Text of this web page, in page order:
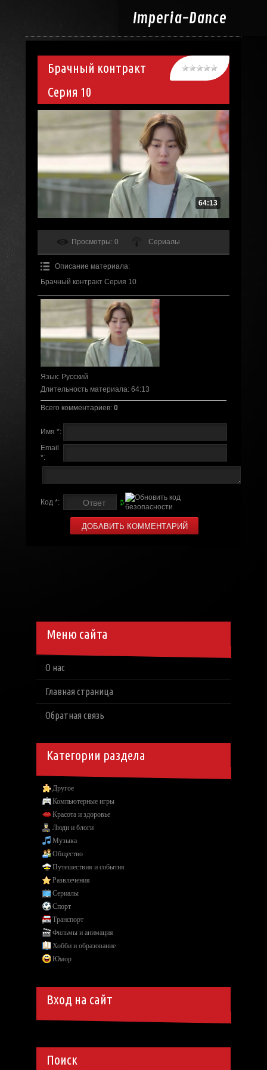
Imperia-Dance
Брачный контракт
Серия 10
64:13
Просмотры: 0 Сериалы
Описание материала:
Брачный контракт Серия 10
Язык: Русский
Длительность материала: 64:13
Всего комментариев: 0
Имя *:
Email
*:
Код *:
Меню сайта
О нас
Главная страница
Обратная связь
Категории раздела
Другое
Компьютерные игры
Красота и здоровье
Люди и блоги
Музыка
Общество
Путешествия и события
Развлечения
Сериалы
Спорт
Транспорт
Фильмы и анимация
Хобби и образование
Юмор
Вход на сайт
Поиск